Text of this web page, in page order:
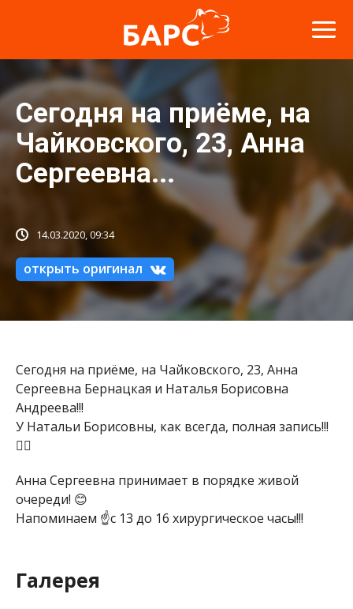
Сегодня на приёме, на
Чайковского, 23, Анна
Сергеевна...
14.03.2020, 09:34
открыть оригинал
Сегодня на приёме, на Чайковского, 23, Анна
Сергеевна Бернацкая и Наталья Борисовна
Андреева!!!
У Натальи Борисовны, как всегда, полная запись!!!
🤷‍♀️
Анна Сергеевна принимает в порядке живой
очереди! 😊
Напоминаем ☝️с 13 до 16 хирургическое часы!!!
Галерея